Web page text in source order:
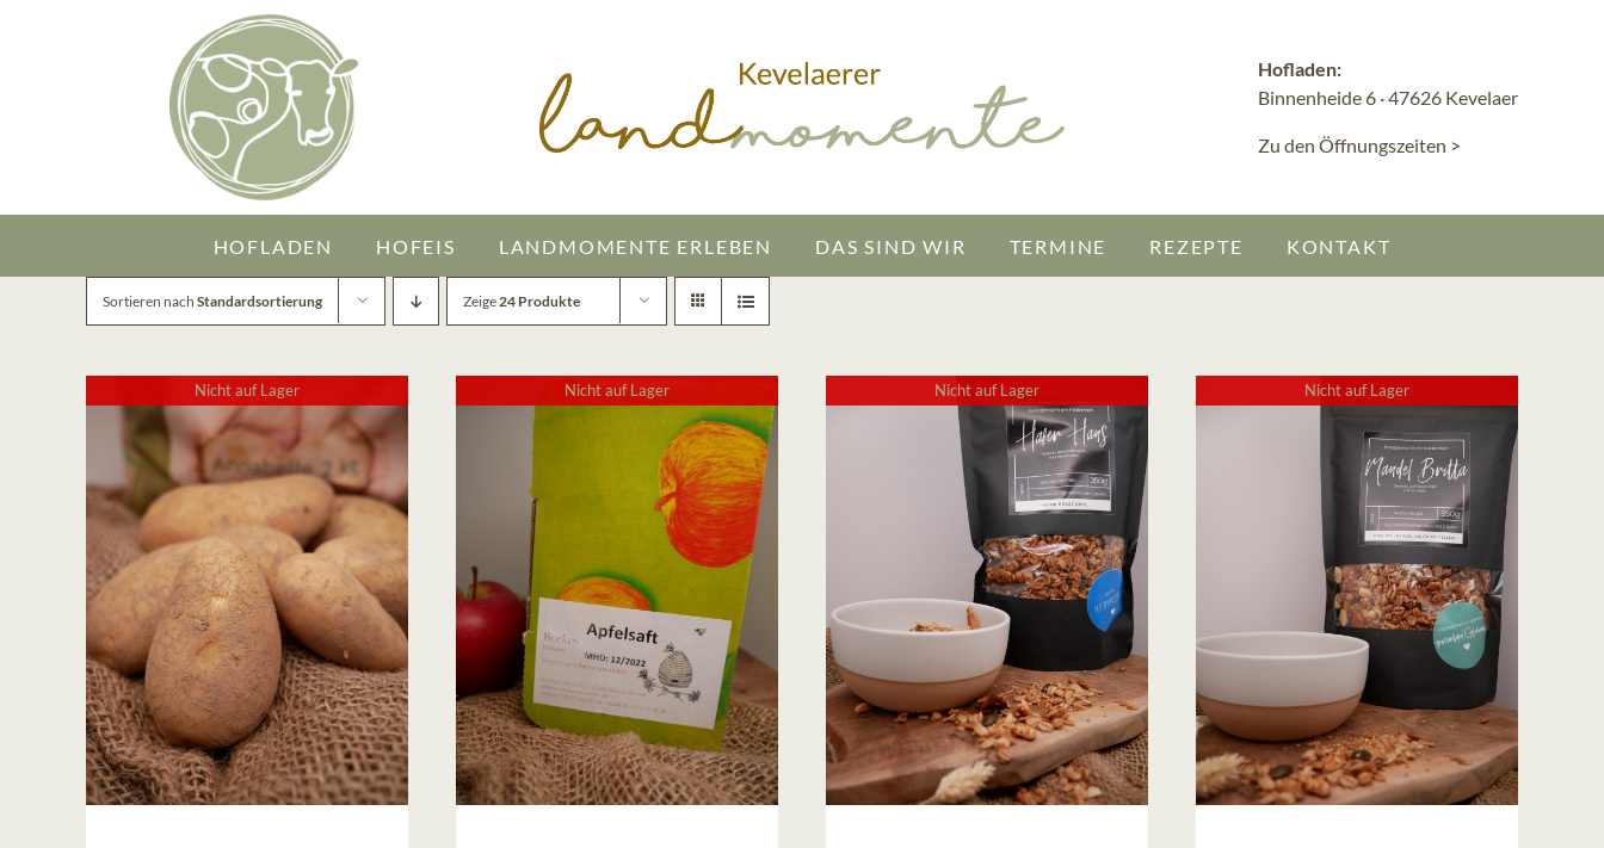
Hofladen:
Binnenheide 6 · 47626 Kevelaer
Zu den Öffnungszeiten >
HOFLADEN HOFEIS LANDMOMENTE ERLEBEN DAS SIND WIR TERMINE REZEPTE KONTAKT
Sortieren nach Standardsortierung Zeige24 Produkte
Nicht auf Lager Nicht auf Lager Nicht auf Lager Nicht auf Lager